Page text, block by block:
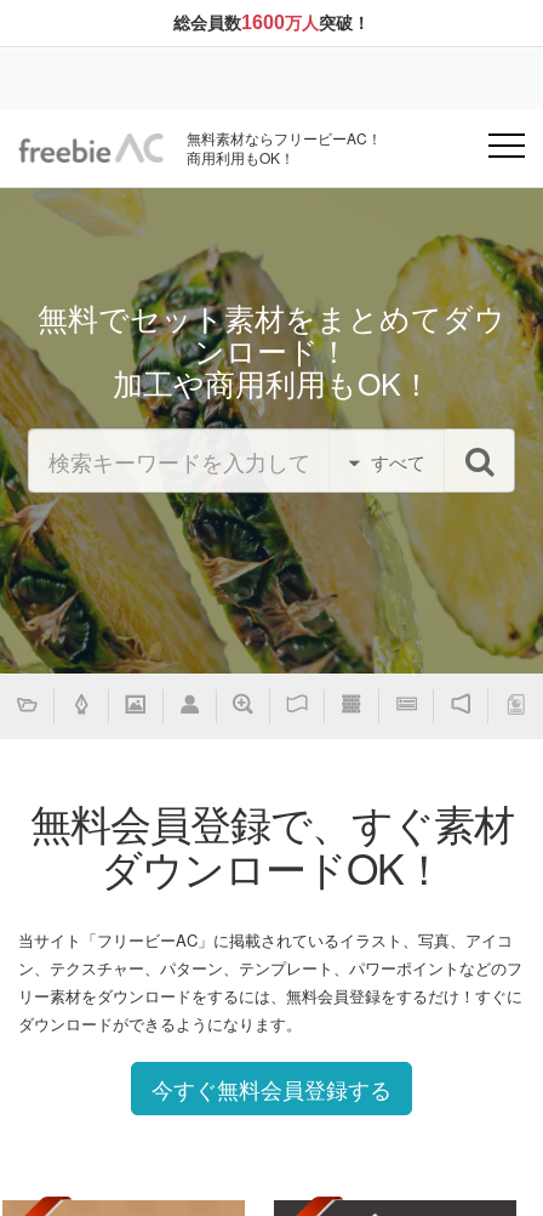
総会員数1600万人突破！
無料素材ならフリービーAC！
商用利用もOK！
無料でセット素材をまとめてダウ
ンロード！
加工や商用利用もOK！
すべて
無料会員登録で、すぐ素材
ダウンロードOK！
当サイト「フリービーAC」に掲載されているイラスト、写真、アイコ
ン、テクスチャー、パターン、テンプレート、パワーポイントなどのフ
リー素材をダウンロードをするには、無料会員登録をするだけ！すぐに
ダウンロードができるようになります。
今すぐ無料会員登録する